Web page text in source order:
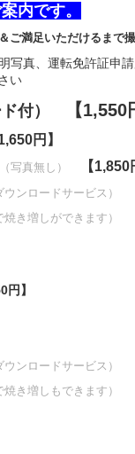
内です。
ご満足いただけるまで
写真、運転免許証申
い
ド付） 【1,550
円】
写真無し） 【
ンロードサービス）
き増しができます）
円】
ンロードサービス）
き増しもできます）